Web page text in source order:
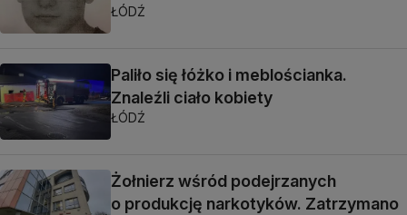
ŁÓDŹ
Paliło się łóżko i meblościanka.
Znaleźli ciało kobiety
ŁÓDŹ
Żołnierz wśród podejrzanych
o produkcję narkotyków. Zatrzymano